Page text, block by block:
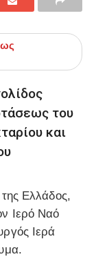
ως
του
και
Ελλάδος,
Ιερό Ναό
Ιερά